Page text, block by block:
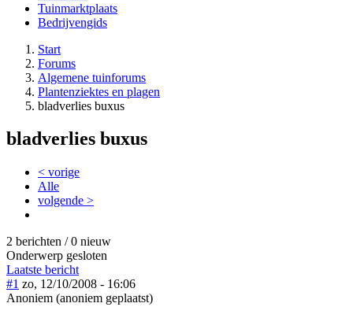
Tuinmarktplaats
Bedrijvengids
Start
Forums
Algemene tuinforums
Plantenziektes en plagen
bladverlies buxus
bladverlies buxus
< vorige
Alle
volgende >
2 berichten / 0 nieuw
Onderwerp gesloten
Laatste bericht
#1 zo, 12/10/2008 - 16:06
Anoniem (anoniem geplaatst)